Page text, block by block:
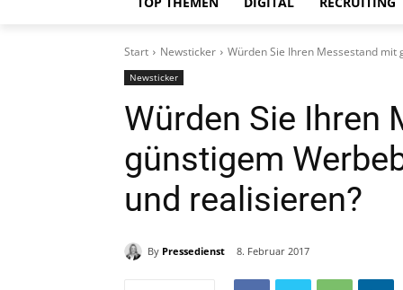
Start Newsticker Würden Sie Ihren Messestand
Newsticker
Würden Sie Ihren
günstigem
und realisieren?
By Pressedienst 8. Februar 2017